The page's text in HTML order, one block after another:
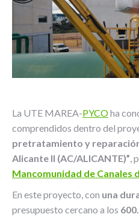
La UTE MAREA-PYCOha
comprendidos dentro del
pretratamiento y
Alicante II (AC/ALICANTE)”,
Mancomunidad de Canales
En este proyecto, con una
presupuesto cercano a los